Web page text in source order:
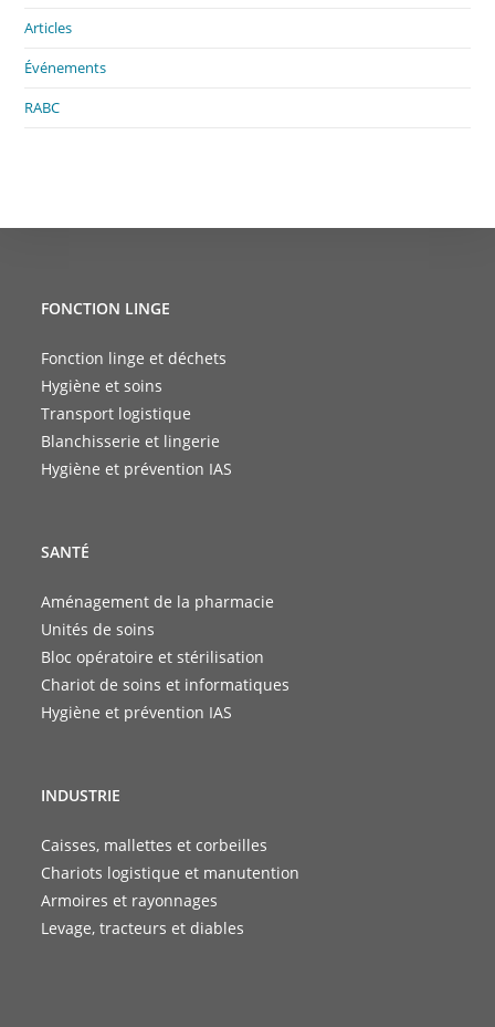
Articles
Événements
RABC
FONCTION LINGE
Fonction linge et déchets
Hygiène et soins
Transport logistique
Blanchisserie et lingerie
Hygiène et prévention IAS
SANTÉ
Aménagement de la pharmacie
Unités de soins
Bloc opératoire et stérilisation
Chariot de soins et informatiques
Hygiène et prévention IAS
INDUSTRIE
Caisses, mallettes et corbeilles
Chariots logistique et manutention
Armoires et rayonnages
Levage, tracteurs et diables